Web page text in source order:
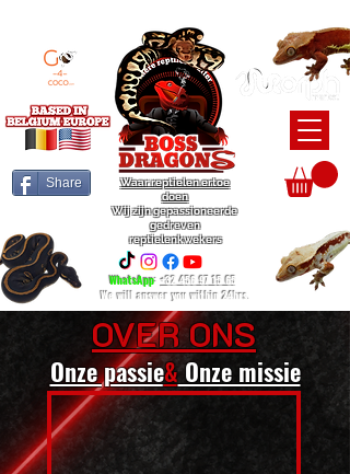
Share
Waar reptielen ertoe
doen
Wij zijn gepassioneerde
gedreven
reptielenkwekers
WhatsApp:+32 456 97 15 65
We will answer you within 24hrs.
OVER ONS
Onze passie&Onze missie